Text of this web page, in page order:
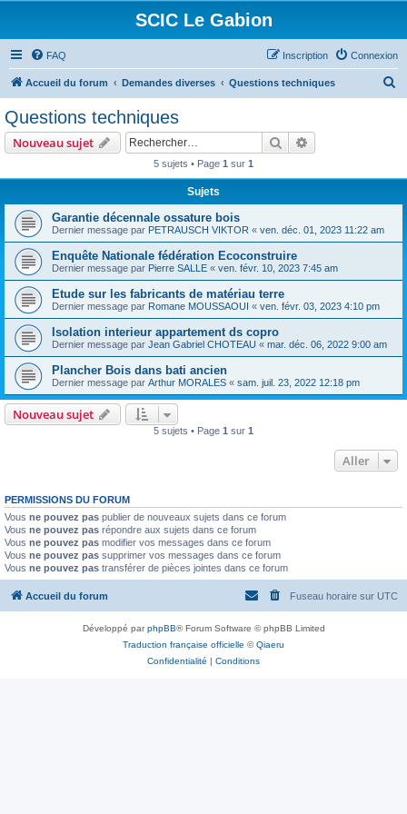
SCIC Le Gabion
FAQ Connexion
Inscription
Accueil du forum Demandes diverses Questions techniques
r
Questions techniques
Nouveau sujet Rechercher
5 sujets • Page 1 sur 1
Sujets
Garantie décennale ossature bois
Dernier message par PETRAUSCH VIKTOR « ven. déc. 01, 2023 11:22 am
Enquête Nationale fédération Ecoconstruire
Dernier message par Pierre SALLE « ven. févr. 10, 2023 7:45 am
Etude sur les fabricants de matériau terre
Dernier message par Romane MOUSSAOUI « ven. févr. 03, 2023 4:10 pm
Isolation interieur appartement ds copro
Dernier message par Jean Gabriel CHOTEAU « mar. déc. 06, 2022 9:00 am
Plancher Bois dans bati ancien
Dernier message par Arthur MORALES « sam. juil. 23, 2022 12:18 pm
Nouveau sujet
5 sujets • Page 1 sur 1
Aller
PERMISSIONS DU FORUM
Vous ne pouvez pas publier de nouveaux sujets dans ce forum
Vous ne pouvez pas répondre aux sujets dans ce forum
Vous ne pouvez pas modifier vos messages dans ce forum
Vous ne pouvez pas supprimer vos messages dans ce forum
Vous ne pouvez pas transférer de pièces jointes dans ce forum
Accueil du forum Fuseau horaire sur UTC
Développé parphpBB® Forum Software © phpBB Limited
Traduction française officielle ©Qiaeru
Confidentialité | Conditions